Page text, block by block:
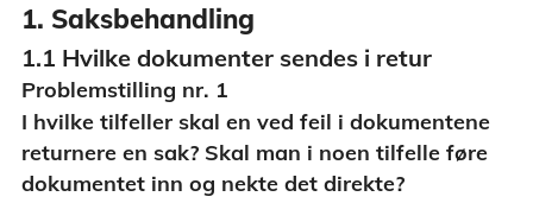
1. Saksbehandling
1.1 Hvilke dokumenter sendes i retur
Problemstilling nr. 1
I hvilke tilfeller skal en ved feil i dokumentene
returnere en sak? Skal man i noen tilfelle føre
dokumentet inn og nekte det direkte?